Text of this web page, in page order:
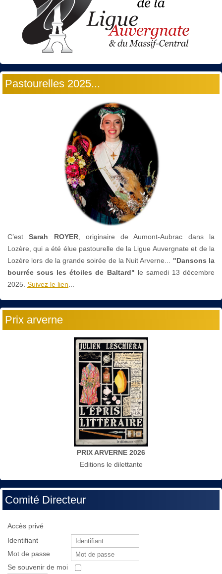
Pastourelles 2025...
C’estSarah ROYER, originaire de Aumont-Aubrac dans la
Lozère, qui a été élue pastourelle de la Ligue Auvergnate et de la
Lozère lors de la grande soirée de la Nuit Arverne... "Dansons la
bourrée sous les étoiles de Baltard" le samedi 13 décembre
2025. Suivez le lien...
Prix arverne
PRIX ARVERNE 2026
Editions le dilettante
Comité Directeur
Accès privé
Identifiant
Mot de passe
Se souvenir de moi